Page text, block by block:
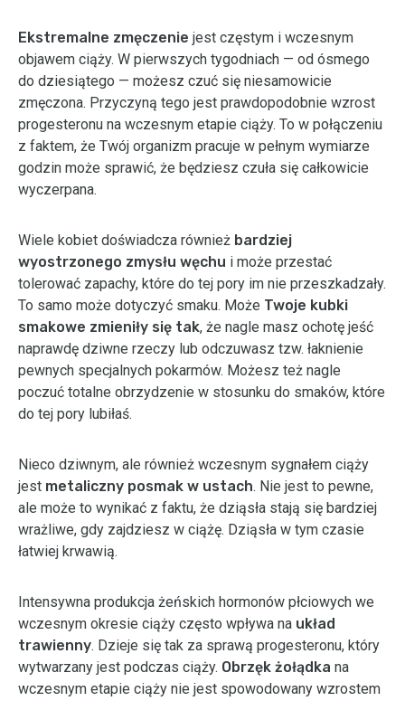
Ekstremalne zmęczenie jest częstym i wczesnym
objawem ciąży. W pierwszych tygodniach — od ósmego
do dziesiątego — możesz czuć się niesamowicie
zmęczona. Przyczyną tego jest prawdopodobnie wzrost
progesteronu na wczesnym etapie ciąży. To w połączeniu
z faktem, że Twój organizm pracuje w pełnym wymiarze
godzin może sprawić, że będziesz czuła się całkowicie
wyczerpana.
Wiele kobiet doświadcza również bardziej
wyostrzonego zmysłu węchu i może przestać
tolerować zapachy, które do tej pory im nie przeszkadzały.
To samo może dotyczyć smaku. Może Twoje kubki
smakowe zmieniły się tak, że nagle masz ochotę jeść
naprawdę dziwne rzeczy lub odczuwasz tzw. łaknienie
pewnych specjalnych pokarmów. Możesz też nagle
poczuć totalne obrzydzenie w stosunku do smaków, które
do tej pory lubiłaś.
Nieco dziwnym, ale również wczesnym sygnałem ciąży
jest metaliczny posmak w ustach. Nie jest to pewne,
ale może to wynikać z faktu, że dziąsła stają się bardziej
wrażliwe, gdy zajdziesz w ciążę. Dziąsła w tym czasie
łatwiej krwawią.
Intensywna produkcja żeńskich hormonów płciowych we
wczesnym okresie ciąży często wpływa na układ
trawienny. Dzieje się tak za sprawą progesteronu, który
wytwarzany jest podczas ciąży. Obrzęk żołądka na
wczesnym etapie ciąży nie jest spowodowany wzrostem